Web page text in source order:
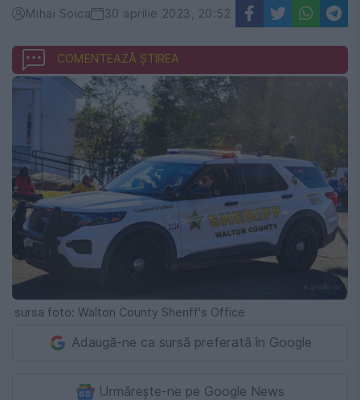
Mihai Soica 30 aprilie 2023, 20:52
COMENTEAZĂ ȘTIREA
sursa foto: Walton County Sheriff's Office
Adaugă-ne ca sursă preferată în Google
Urmărește-ne pe Google News